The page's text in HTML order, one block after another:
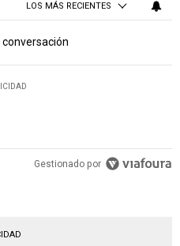
LOS MÁS RECIENTES
conversación
Gestionado por